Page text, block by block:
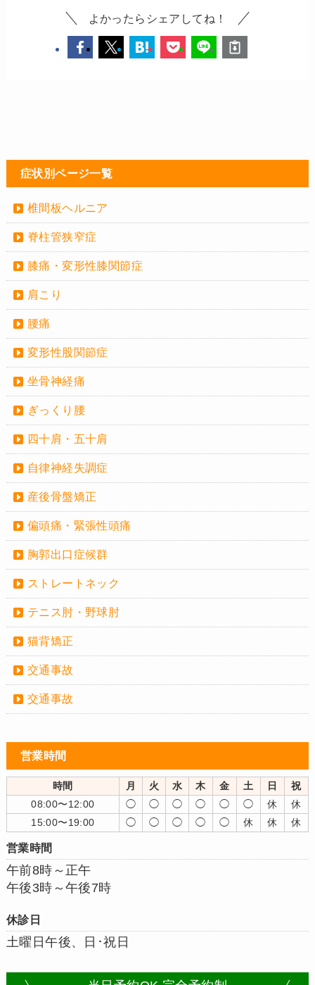
よかったらシェアしてね！
症状別ページ一覧
椎間板ヘルニア
脊柱管狭窄症
膝痛・変形性膝関節症
肩こり
腰痛
変形性股関節症
坐骨神経痛
ぎっくり腰
四十肩・五十肩
自律神経失調症
産後骨盤矯正
偏頭痛・緊張性頭痛
胸郭出口症候群
ストレートネック
テニス肘・野球肘
猫背矯正
交通事故
交通事故
営業時間
時間 月 火 水 木 金 土 日
祝
08:00〜12:00
◯ ◯ ◯ ◯ ◯ ◯ 休
休
15:00〜19:00
◯ ◯ ◯ ◯ ◯ 休 休 休
営業時間
午前8時～正午
午後3時～午後7時
休診日
土曜日午後、日･祝日